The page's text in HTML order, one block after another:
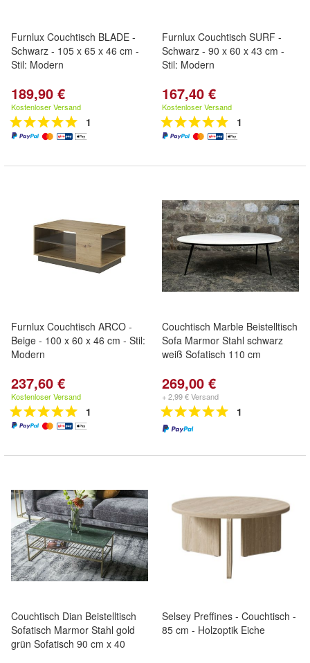
Furnlux Couchtisch BLADE -
Schwarz - 105 x 65 x 46 cm -
Stil: Modern
189,90 €
Kostenloser Versand
1
Furnlux Couchtisch SURF -
Schwarz - 90 x 60 x 43 cm -
Stil: Modern
167,40 €
Kostenloser Versand
1
Furnlux Couchtisch ARCO -
Beige - 100 x 60 x 46 cm - Stil:
Modern
237,60 €
Kostenloser Versand
1
Couchtisch Marble Beistelltisch
Sofa Marmor Stahl schwarz
weiß Sofatisch 110 cm
269,00 €
+ 2,99 € Versand
1
Couchtisch Dian Beistelltisch
Sofatisch Marmor Stahl gold
grün Sofatisch 90 cm x 40
Selsey Preffines - Couchtisch -
85 cm - Holzoptik Eiche